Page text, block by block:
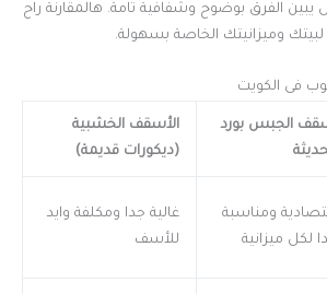
الفرق بوضوح وشفافية تامة. هالمقارنة راح
وميزانيتك الخاصة بسهولة.
فى الكويت
الجبس بورد
الأسقف الخشبية
(ديكورات قديمة)
ومناسبة
لكل ميزانية
غالية جدا ومكلفة وايد
للأسف